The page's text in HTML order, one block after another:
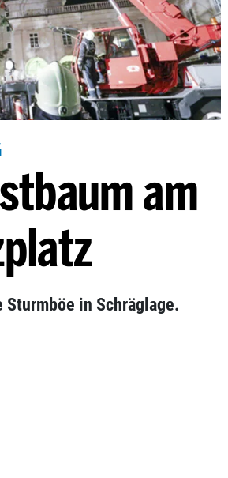
am
Sturmböe in Schräglage.